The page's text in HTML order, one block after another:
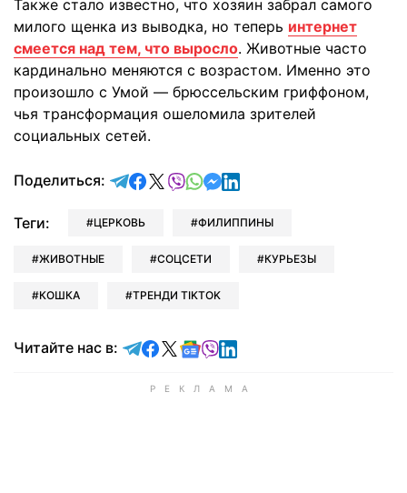
Также стало известно, что хозяин забрал самого
милого щенка из выводка, но теперь интернет
смеется над тем, что выросло. Животные часто
кардинально меняются с возрастом. Именно это
произошло с Умой — брюссельским гриффоном,
чья трансформация ошеломила зрителей
социальных сетей.
Поделиться: отправить в Telegram
поделиться в Facebook
поделиться в X
отправить в Viber
отправить в Whatsapp
отправить в Messenger
отправить в LinkedIn
Теги: ЦЕРКОВЬ ФИЛИППИНЫ
ЖИВОТНЫЕ СОЦСЕТИ КУРЬЕЗЫ
КОШКА ТРЕНДИ TIKTOK
Читайте нас в: Читайте в Telegram
Читайте в Facebook
Читайте в X
Читайте в Google news
Читайте в Viber
Читайте в LinkedIn